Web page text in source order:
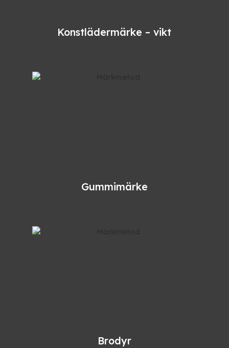
Konstlädermärke – vikt
Gummimärke
Brodyr